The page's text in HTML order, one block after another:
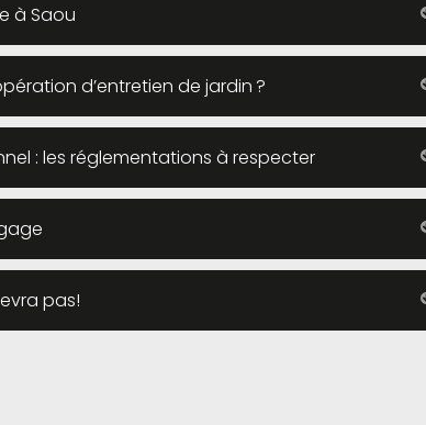
à Saou
d’entretien de jardin ?
: les réglementations à respecter
pas!